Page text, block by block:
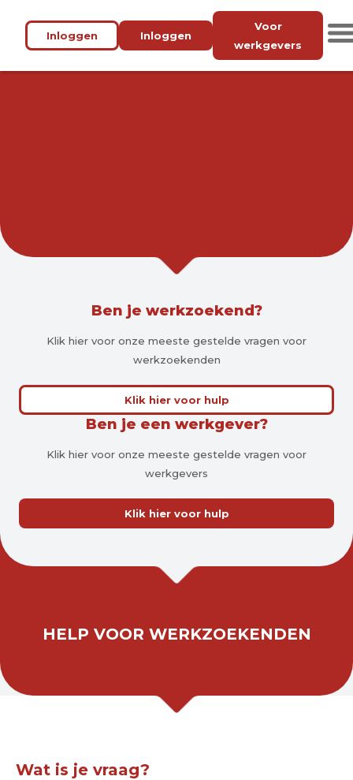
Inloggen Inloggen
Voor
werkgevers
Ben je werkzoekend?
Klik hier voor onze meeste gestelde vragen voor
werkzoekenden
Klik hier voor hulp
Ben je een werkgever?
Klik hier voor onze meeste gestelde vragen voor
werkgevers
Klik hier voor hulp
HELP VOOR WERKZOEKENDEN
Wat is je vraag?